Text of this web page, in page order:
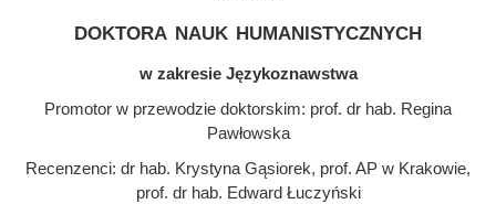
doktora nauk humanistycznych
w zakresie Językoznawstwa
Promotor w przewodzie doktorskim: prof. dr hab. Regina
Pawłowska
Recenzenci: dr hab. Krystyna Gąsiorek, prof. AP w Krakowie,
prof. dr hab. Edward Łuczyński